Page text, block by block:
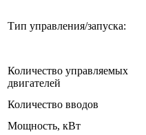
Тип управления/запуска:
Количество управляемых
двигателей
Количество вводов
Мощность, кВт